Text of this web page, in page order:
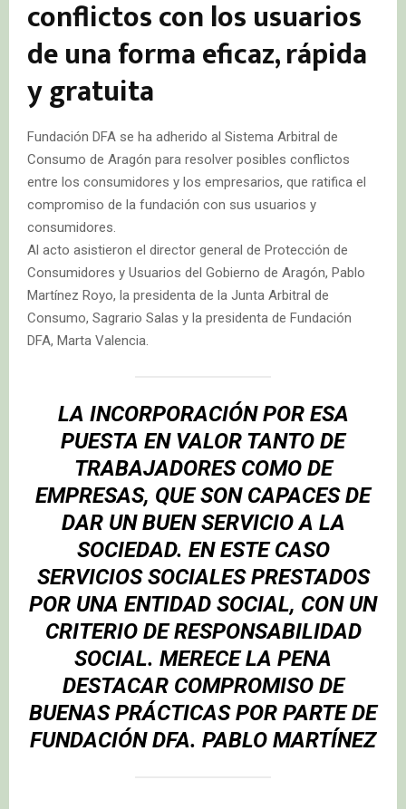
conflictos con los usuarios
de una forma eficaz, rápida
y gratuita
Fundación DFA se ha adherido al Sistema Arbitral de
Consumo de Aragón para resolver posibles conflictos
entre los consumidores y los empresarios, que ratifica el
compromiso de la fundación con sus usuarios y
consumidores.
Al acto asistieron el director general de Protección de
Consumidores y Usuarios del Gobierno de Aragón, Pablo
Martínez Royo, la presidenta de la Junta Arbitral de
Consumo, Sagrario Salas y la presidenta de Fundación
DFA, Marta Valencia.
LA INCORPORACIÓN POR ESA
PUESTA EN VALOR TANTO DE
TRABAJADORES COMO DE
EMPRESAS, QUE SON CAPACES DE
DAR UN BUEN SERVICIO A LA
SOCIEDAD. EN ESTE CASO
SERVICIOS SOCIALES PRESTADOS
POR UNA ENTIDAD SOCIAL, CON UN
CRITERIO DE RESPONSABILIDAD
SOCIAL. MERECE LA PENA
DESTACAR COMPROMISO DE
BUENAS PRÁCTICAS POR PARTE DE
FUNDACIÓN DFA. PABLO MARTÍNEZ